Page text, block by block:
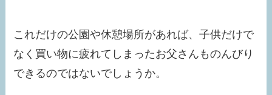
これだけの公園や休憩場所があれば、子供だけで
なく買い物に疲れてしまったお父さんものんびり
できるのではないでしょうか。